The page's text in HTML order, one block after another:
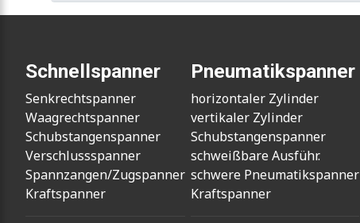
Schnellspanner
Senkrechtspanner
Waagrechtspanner
Schubstangenspanner
Verschlussspanner
Spannzangen/Zugspanner
Kraftspanner
Pneumatikspanner
horizontaler Zylinder
vertikaler Zylinder
Schubstangenspanner
schweißbare Ausführ.
schwere Pneumatikspanner
Kraftspanner